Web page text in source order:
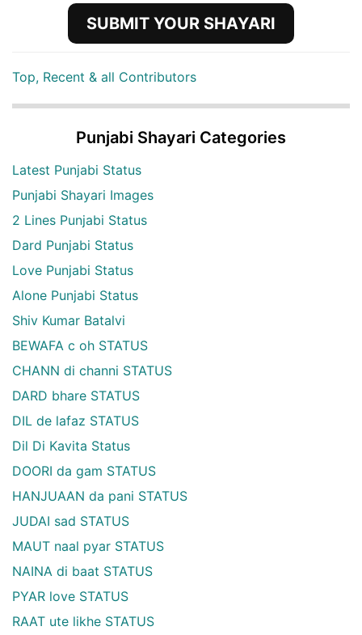
SUBMIT YOUR SHAYARI
Top, Recent & all Contributors
Punjabi Shayari Categories
Latest Punjabi Status
Punjabi Shayari Images
2 Lines Punjabi Status
Dard Punjabi Status
Love Punjabi Status
Alone Punjabi Status
Shiv Kumar Batalvi
BEWAFA c oh STATUS
CHANN di channi STATUS
DARD bhare STATUS
DIL de lafaz STATUS
Dil Di Kavita Status
DOORI da gam STATUS
HANJUAAN da pani STATUS
JUDAI sad STATUS
MAUT naal pyar STATUS
NAINA di baat STATUS
PYAR love STATUS
RAAT ute likhe STATUS